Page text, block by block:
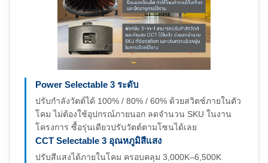
Power Selectable 3 ระดับ
ปรับกำลังวัตต์ได้ 100% / 80% / 60% ด้วยสวิตช์ภายในตัว
โคม ไม่ต้องใช้อุปกรณ์ภายนอก ลดจำนวน SKU ในงาน
โครงการ ซื้อรุ่นเดียวปรับวัตต์ตามโซนได้เลย
CCT Selectable 3 อุณหภูมิสีแสง
ปรับสีแสงได้ภายในโคม ครอบคลุม 3,000K–6,500K